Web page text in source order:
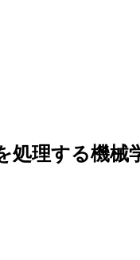
理する機械